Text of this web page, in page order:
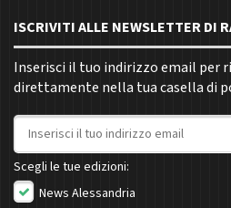
ISCRIVITI ALLE NEWSLETTER DI
Inserisci il tuo indirizzo email per
direttamente nella tua casella di
Indirizzo email
Scegli le tue edizioni:
News Alessandria